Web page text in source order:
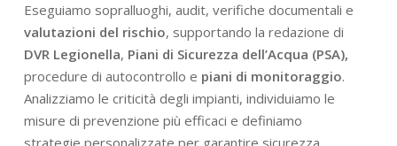
Eseguiamo sopralluoghi, audit, verifiche documentali e
valutazioni del rischio, supportando la redazione di
DVR Legionella, Piani di Sicurezza dell’Acqua (PSA),
procedure di autocontrollo e piani di monitoraggio.
Analizziamo le criticità degli impianti, individuiamo le
misure di prevenzione più efficaci e definiamo